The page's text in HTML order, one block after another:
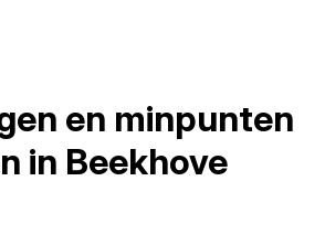
en minpunten
in Beekhove